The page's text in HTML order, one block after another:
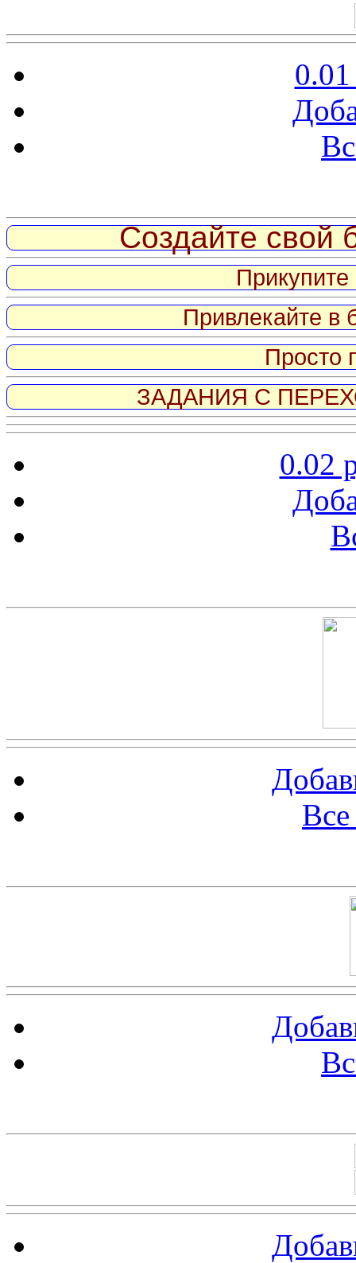
Создайте свой
Привлекайте в
Просто
ЗАДАНИЯ С
0.02